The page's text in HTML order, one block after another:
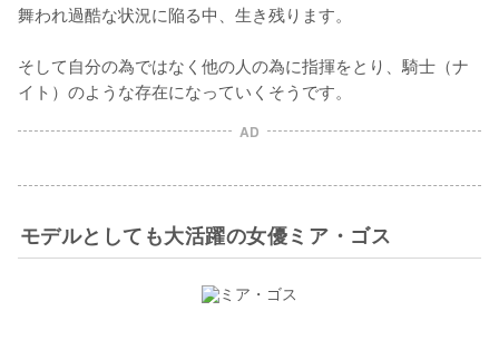
舞われ過酷な状況に陥る中、生き残ります。
そして自分の為ではなく他の人の為に指揮をとり、騎士（ナ
イト）のような存在になっていくそうです。
AD
モデルとしても大活躍の女優ミア・ゴス